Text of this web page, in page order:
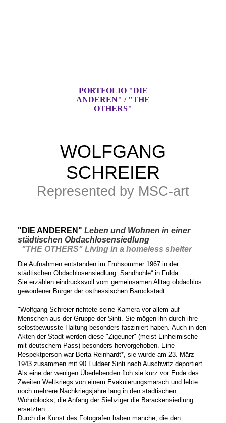
PORTFOLIO "DIE
ANDEREN" / "THE
OTHERS"
WOLFGANG
SCHREIER
Represented by MSC-art
"DIE ANDEREN" Leben und Wohnen in einer
städtischen Obdachlosensiedlung
"THE OTHERS" Living in a homeless shelter
Die Aufnahmen entstanden im Frühsommer 1967 in der
städtischen Obdachlosensiedlung „Sandhohle“ in Fulda.
Sie erzählen eindrucksvoll vom gemeinsamen Alltag obdachlos
gewordener Bürger der osthessischen Barockstadt.
"Wolfgang Schreier richtete seine Kamera vor allem auf
Menschen aus der Gruppe der Sinti. Sie mögen ihn durch ihre
selbstbewusste Haltung besonders fasziniert haben. Auch in den
Akten der Stadt werden diese "Zigeuner" (meist Einheimische
mit deutschem Pass) besonders hervorgehoben. Eine
Respektperson war Berta Reinhardt*, sie wurde am 23. März
1943 zusammen mit 90 Fuldaer Sinti nach Auschwitz deportiert.
Als eine der wenigen Überlebenden floh sie kurz vor Ende des
Zweiten Weltkriegs von einem Evakuierungsmarsch und lebte
noch mehrere Nachkriegsjahre lang in den städtischen
Wohnblocks, die Anfang der Siebziger die Barackensiedlung
ersetzten.
Durch die Kunst des Fotografen haben manche, die den